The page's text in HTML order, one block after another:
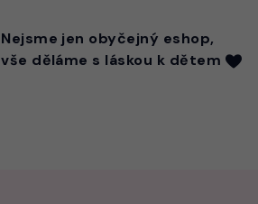
Nejsme jen obyčejný eshop,
vše děláme s láskou k dětem